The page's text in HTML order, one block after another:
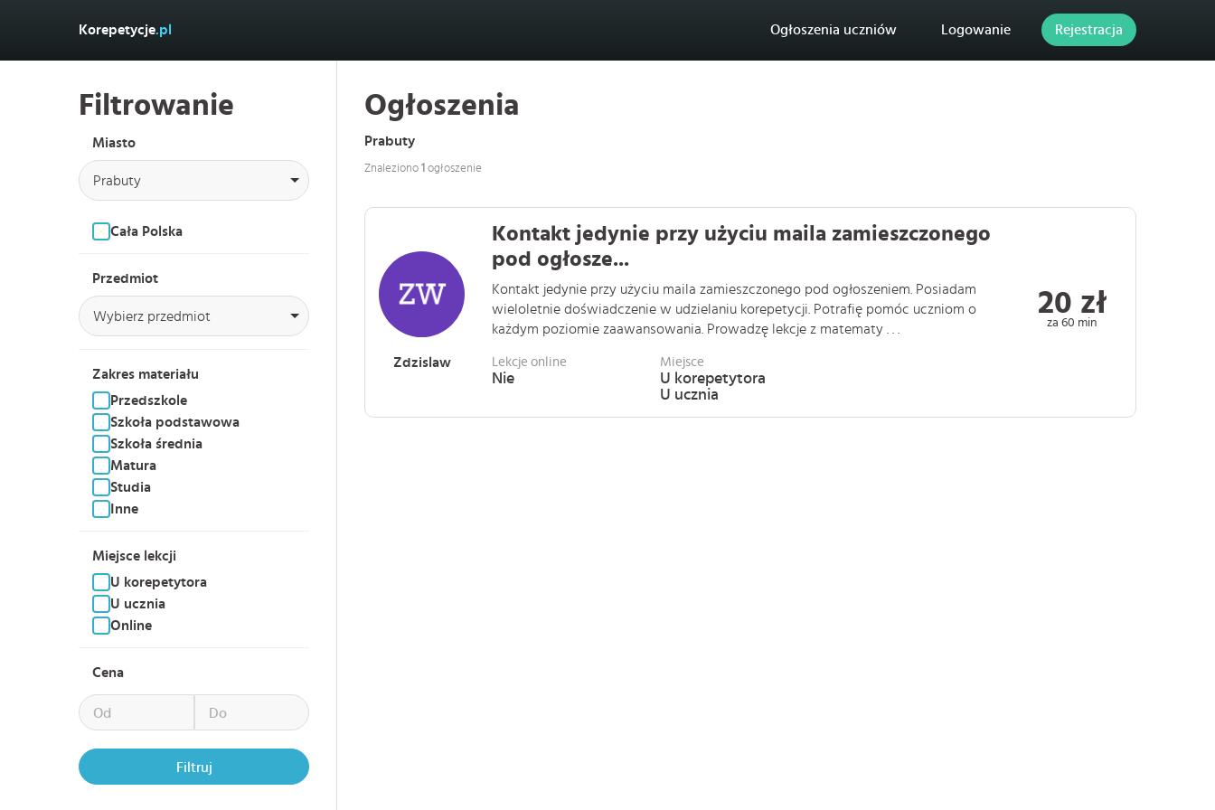
Korepetycje.pl Ogłoszenia uczniów Logowanie Rejestracja
Filtrowanie
Miasto
Prabuty
Cała Polska
Przedmiot
Wybierz przedmiot
Zakres materiału
Przedszkole
Szkoła podstawowa
Szkoła średnia
Matura
Studia
Inne
Miejsce lekcji
U korepetytora
U ucznia
Online
Cena
Filtruj
Ogłoszenia
Prabuty
Znaleziono 1 ogłoszenie
Zdzislaw
Kontakt jedynie przy użyciu maila zamieszczonego
pod ogłosze...
Kontakt jedynie przy użyciu maila zamieszczonego pod ogłoszeniem. Posiadam
wieloletnie doświadczenie w udzielaniu korepetycji. Potrafię pomóc uczniom o
każdym poziomie zaawansowania. Prowadzę lekcje z matematy . . .
Lekcje online
Nie
Miejsce
U korepetytora
U ucznia
20 zł
za 60 min